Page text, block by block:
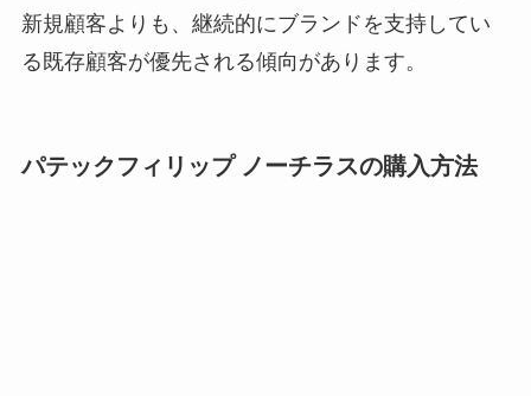
新規顧客よりも、継続的にブランドを支持してい
る既存顧客が優先される傾向があります。
パテックフィリップ ノーチラスの購入方法